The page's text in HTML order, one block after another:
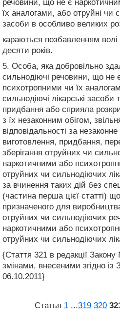
речовини, що не є
їх аналогами, або отруйні чи
засоби в особливо великих
караються позбавленням волі
десяти років.
5. Особа, яка добровільно
сильнодіючі речовини, що не
психотропними чи їх
сильнодіючі лікарські засоби
придбання або сприяла
з їх незаконним обігом,
відповідальності за
виготовлення, придбання,
зберігання отруйних чи
наркотичними або
отруйних чи сильнодіючих
за вчинення таких дій без
(частина перша цієї статті)
призначеного для
отруйних чи сильнодіючих
наркотичними або
отруйних чи сильнодіючих
{Стаття 321 в редакції
змінами, внесеними згідно
06.10.2011}
Статья 1 ...319 320